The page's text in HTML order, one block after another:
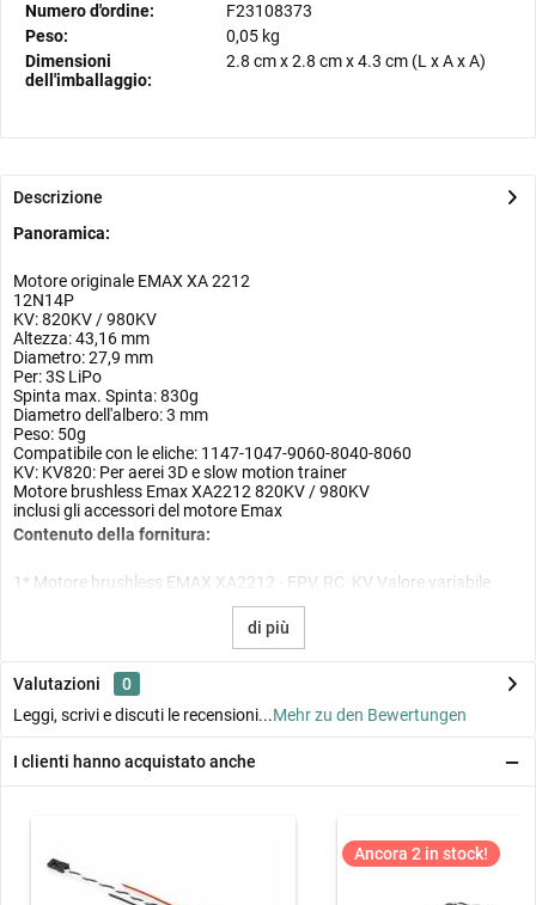
Numero d'ordine:
F23108373
Peso:
0,05 kg
Dimensioni
dell'imballaggio:
2.8 cmx2.8 cmx4.3 cm (L x A x A)
Descrizione
Panoramica:
Motore originale EMAX XA 2212
12N14P
KV: 820KV / 980KV
Altezza: 43,16 mm
Diametro: 27,9 mm
Per: 3S LiPo
Spinta max. Spinta: 830g
Diametro dell'albero: 3 mm
Peso: 50g
Compatibile con le eliche: 1147-1047-9060-8040-8060
KV: KV820: Per aerei 3D e slow motion trainer
Motore brushless Emax XA2212 820KV / 980KV
inclusi gli accessori del motore Emax
Contenuto della fornitura:
1* Motore brushless EMAX XA2212 - FPV, RC, KV Valore variabile
di più
Valutazioni
0
Leggi, scrivi e discuti le recensioni...Mehr zu den Bewertungen
I clienti hanno acquistato anche
Ancora 2 in stock!